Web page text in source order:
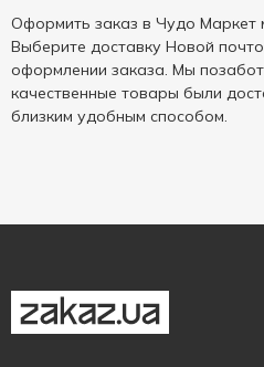
Оформить заказ в Чудо
Выберите доставку Новой
оформлении заказа. Мы
качественные товары были
близким удобным способом.